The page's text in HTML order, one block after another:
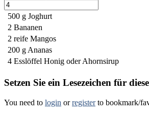
500 g Joghurt
2 Bananen
2 reife Mangos
200 g Ananas
4 Esslöffel Honig oder Ahornsirup
Setzen Sie ein Lesezeichen für
You need to login orregisterto bookmark/